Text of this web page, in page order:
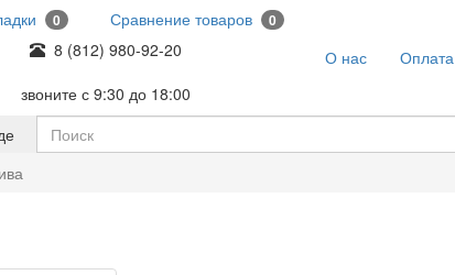
0 Сравнение товаров 0
8 (812) 980-92-20
звоните с 9:30 до 18:00
О нас Оплата